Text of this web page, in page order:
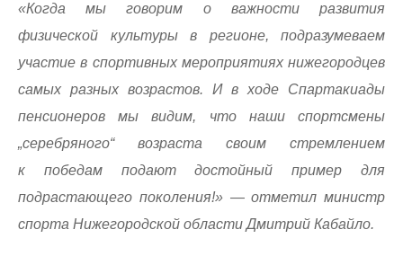
«Когда мы говорим о важности развития
физической культуры в регионе, подразумеваем
участие в спортивных мероприятиях нижегородцев
самых разных возрастов. И в ходе Спартакиады
пенсионеров мы видим, что наши спортсмены
„серебряного“ возраста своим стремлением
к победам подают достойный пример для
подрастающего поколения!» — отметил министр
спорта Нижегородской области Дмитрий Кабайло.